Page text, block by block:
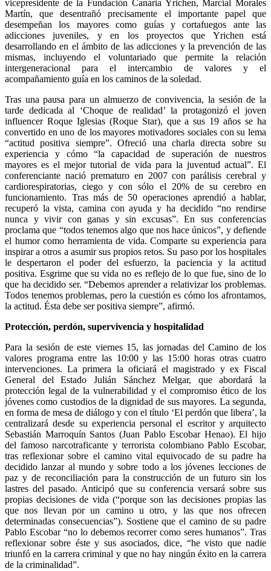
vicepresidente de la Fundación Canaria Yrichen, Marcial Morales
Martín, que desentrañó precisamente el importante papel que
desempeñan los mayores como guías y cortafuegos ante las
adicciones juveniles, y en los proyectos que Yrichen está
desarrollando en el ámbito de las adicciones y la prevención de las
mismas, incluyendo el voluntariado que permite la relación
intergeneracional para el intercambio de valores y el
acompañamiento guía en los caminos de la soledad.
Tras una pausa para un almuerzo de convivencia, la sesión de la
tarde dedicada al ‘Choque de realidad’ la protagonizó el joven
influencer Roque Iglesias (Roque Star), que a sus 19 años se ha
convertido en uno de los mayores motivadores sociales con su lema
“actitud positiva siempre”. Ofreció una charla directa sobre su
experiencia y cómo “la capacidad de superación de nuestros
mayores es el mejor tutorial de vida para la juventud actual”. El
conferenciante nació prematuro en 2007 con parálisis cerebral y
cardiorespiratorias, ciego y con sólo el 20% de su cerebro en
funcionamiento. Tras más de 50 operaciones aprendió a hablar,
recuperó la vista, camina con ayuda y ha decidido “no rendirse
nunca y vivir con ganas y sin excusas”. En sus conferencias
proclama que “todos tenemos algo que nos hace únicos”, y defiende
el humor como herramienta de vida. Comparte su experiencia para
inspirar a otros a asumir sus propios retos. Su paso por los hospitales
le despertaron el poder del esfuerzo, la paciencia y la actitud
positiva. Esgrime que su vida no es reflejo de lo que fue, sino de lo
que ha decidido ser. “Debemos aprender a relativizar los problemas.
Todos tenemos problemas, pero la cuestión es cómo los afrontamos,
la actitud. Ésta debe ser positiva siempre”, afirmó.
Protección, perdón, supervivencia y hospitalidad
Para la sesión de este viernes 15, las jornadas del Camino de los
valores programa entre las 10:00 y las 15:00 horas otras cuatro
intervenciones. La primera la oficiará el magistrado y ex Fiscal
General del Estado Julián Sánchez Melgar, que abordará la
protección legal de la vulnerabilidad y el compromiso ético de los
jóvenes como custodios de la dignidad de sus mayores. La segunda,
en forma de mesa de diálogo y con el título ‘El perdón que libera’, la
centralizará desde su experiencia personal el escritor y arquitecto
Sebastián Marroquín Santos (Juan Pablo Escobar Henao). El hijo
del famoso narcotraficante y terrorista colombiano Pablo Escobar,
tras reflexionar sobre el camino vital equivocado de su padre ha
decidido lanzar al mundo y sobre todo a los jóvenes lecciones de
paz y de reconciliación para la construcción de un futuro sin los
lastres del pasado. Anticipó que su conferencia versará sobre sus
propias decisiones de vida (“porque son las decisiones propias las
que nos llevan por un camino u otro, y las que nos ofrecen
determinadas consecuencias”). Sostiene que el camino de su padre
Pablo Escobar “no lo debemos recorrer como seres humanos”. Tras
reflexionar sobre éste y sus asociados, dice, “he visto que nadie
triunfó en la carrera criminal y que no hay ningún éxito en la carrera
de la criminalidad”.